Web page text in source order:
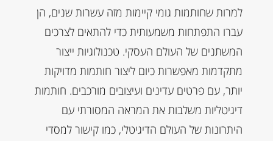
למרות שחותמות גומי קיימות מזה עשרות שנים, הן
עברו התפתחות משמעותית כדי להתאים לצרכים
המשתנים של העולם העסקי. טכנולוגיות ייצור
מתקדמות מאפשרות כיום ליצור חותמות מדויקות
יותר, עם פרטים עדינים ועיצובים מורכבים. חותמות
דיגיטליות משלבות את המראה המסורתי עם
היתרונות של העולם הדיגיטלי, כמו קישור למסדי